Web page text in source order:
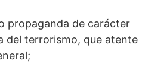
propaganda de carácter
del terrorismo, que atente